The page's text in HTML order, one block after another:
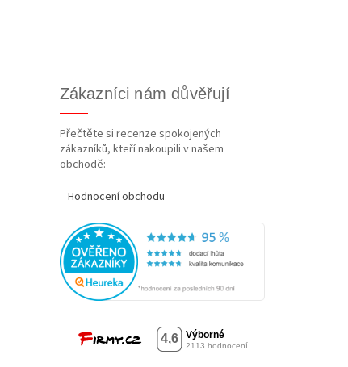
Zákazníci nám důvěřují
Přečtěte si recenze spokojených
zákazníků, kteří nakoupili v našem
obchodě:
Hodnocení obchodu